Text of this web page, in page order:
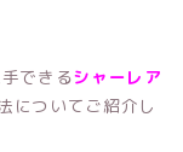
手できるシャーレア
についてご紹介し